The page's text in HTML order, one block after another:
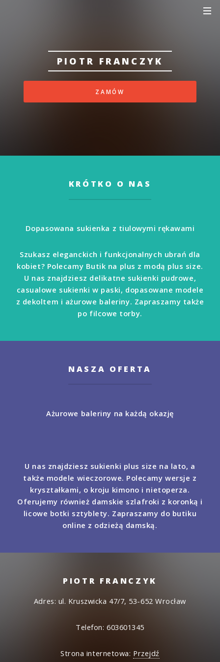
PIOTR FRANCZYK
ZAMÓW
KRÓTKO O NAS
Dopasowana sukienka z tiulowymi rękawami
Szukasz eleganckich i funkcjonalnych ubrań dla
kobiet? Polecamy Butik na plus z modą plus size.
U nas znajdziesz delikatne sukienki pudrowe,
casualowe sukienki w paski, dopasowane modele
z dekoltem i ażurowe baleriny. Zapraszamy także
po filcowe torby.
NASZA OFERTA
Ażurowe baleriny na każdą okazję
U nas znajdziesz sukienki plus size na lato, a
także modele wieczorowe. Polecamy wersje z
kryształkami, o kroju kimono i nietoperza.
Oferujemy również damskie szlafroki z koronką i
licowe botki sztyblety. Zapraszamy do butiku
online z odzieżą damską.
PIOTR FRANCZYK
Adres: ul. Kruszwicka 47/7, 53-652 Wrocław
Telefon: 603601345
Strona internetowa: Przejdź